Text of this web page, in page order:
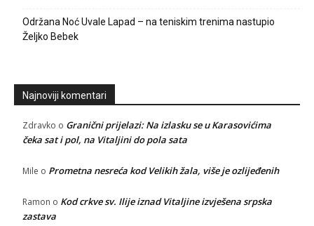
Održana Noć Uvale Lapad – na teniskim trenima nastupio
Željko Bebek
Najnoviji komentari
Zdravko o Granični prijelazi: Na izlasku se u Karasovićima
čeka sat i pol, na Vitaljini do pola sata
Mile o Prometna nesreća kod Velikih žala, više je ozlijeđenih
Ramon o Kod crkve sv. Ilije iznad Vitaljine izvješena srpska
zastava